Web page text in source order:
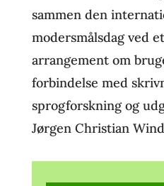
sammen den
modersmålsdag ved
arrangement om
forbindelse med
sprogforskning og
Jørgen Christian